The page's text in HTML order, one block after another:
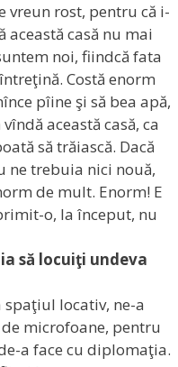
vreun rost, pentru că i-
casă nu mai
noi, fiindcă fata
Costă enorm
pîine şi să bea apă,
această casă, ca
să trăiască. Dacă
ne trebuia nici nouă,
de mult. Enorm! E
o, la început, nu
să locuiţi undeva
spaţiul locativ, ne-a
microfoane, pentru
a face cu diplomaţia.